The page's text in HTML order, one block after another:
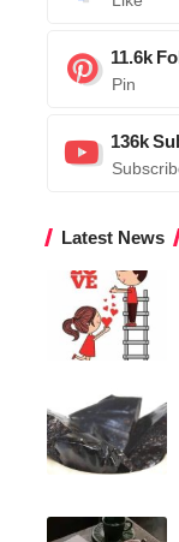
11.6k
Pin
136k
Latest News